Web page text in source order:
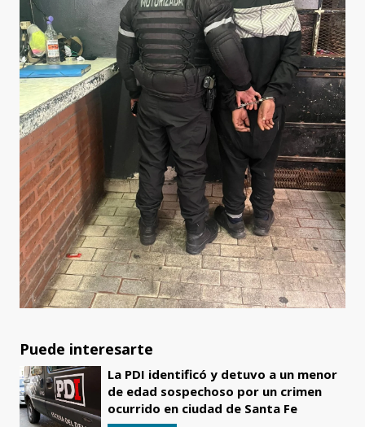
Puede interesarte
La PDI identificó y detuvo a un menor
de edad sospechoso por un crimen
ocurrido en ciudad de Santa Fe